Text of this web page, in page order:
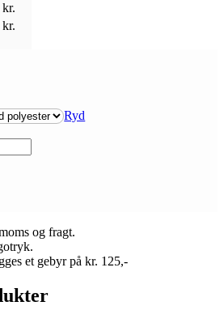
kr.
kr.
Ryd
og fragt.
et gebyr på kr. 125,-